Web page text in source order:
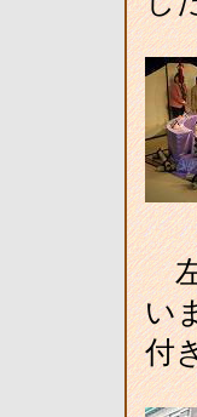
左
い
付